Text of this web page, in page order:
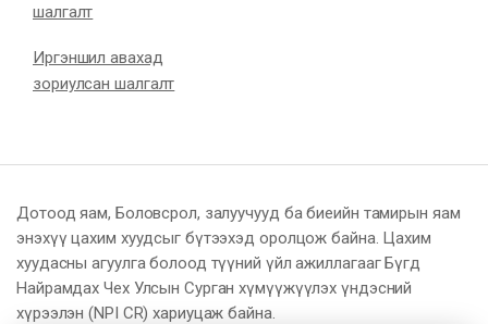
шалгалт
Иргэншил авахад
зориулсан шалгалт
Дотоод яам, Боловсрол, залуучууд ба биеийн тамирын яам
энэхүү цахим хуудсыг бүтээхэд оролцож байна. Цахим
хуудасны агуулга болоод түүний үйл ажиллагааг Бүгд
Найрамдах Чех Улсын Сурган хүмүүжүүлэх үндэсний
хүрээлэн (NPI CR) хариуцаж байна.